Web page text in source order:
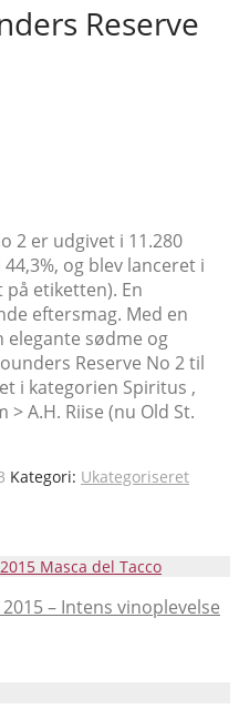
Reserve
2 er udgivet i 11.280
og blev lanceret i
på etiketten). En
eftersmag. Med en
elegante sødme og
Reserve No 2 til
i kategorien Spiritus ,
> A.H. Riise (nu Old St.
Kategori: Ukategoriseret
– Intens vinoplevelse